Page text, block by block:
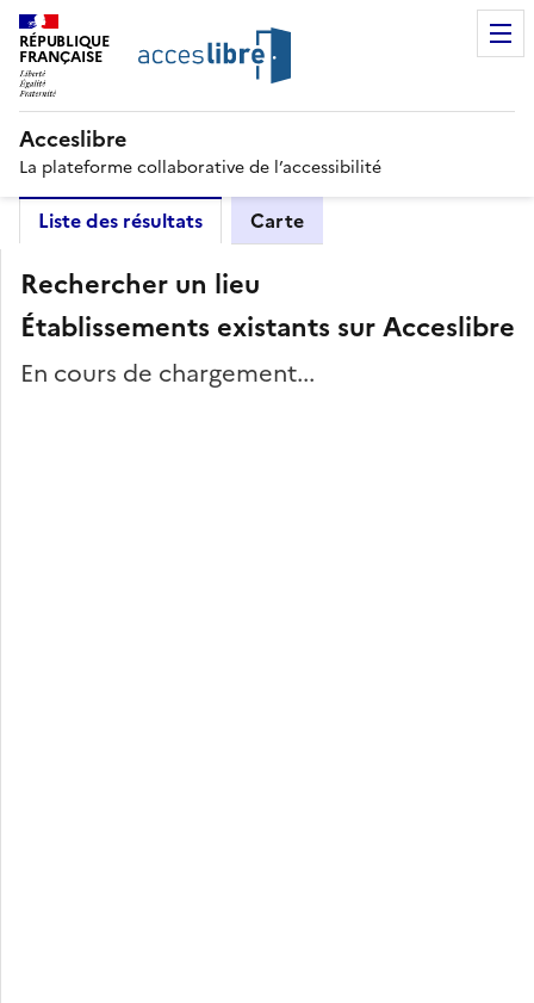
RÉPUBLIQUE
FRANÇAISE
Acceslibre
La plateforme collaborative de l’accessibilité
Liste des résultats Carte
Rechercher un lieu
Établissements existants sur Acceslibre
En cours de chargement...